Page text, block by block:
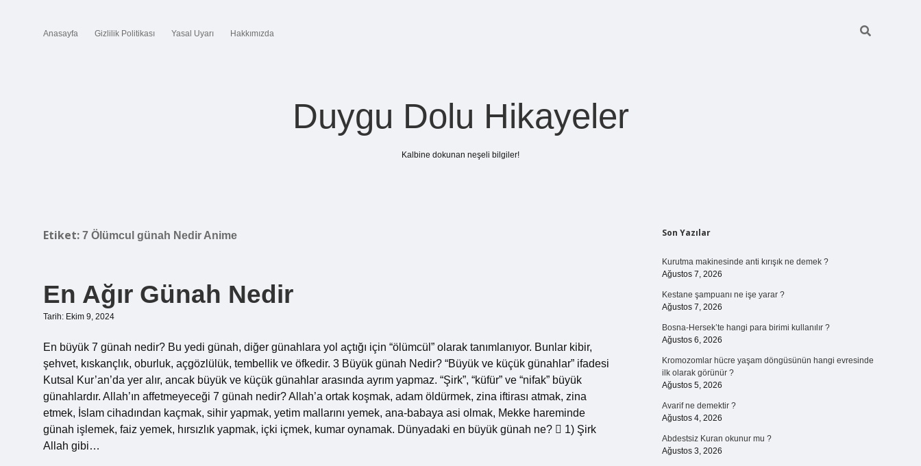
Anasayfa Gizlilik Politikası Yasal Uyarı Hakkımızda
Duygu Dolu Hikayeler
Kalbine dokunan neşeli bilgiler!
Etiket: 7 Ölümcul günah Nedir Anime
En Ağır Günah Nedir
Tarih: Ekim 9, 2024
En büyük 7 günah nedir? Bu yedi günah, diğer günahlara yol açtığı için “ölümcül” olarak tanımlanıyor. Bunlar kibir,
şehvet, kıskançlık, oburluk, açgözlülük, tembellik ve öfkedir. 3 Büyük günah Nedir? “Büyük ve küçük günahlar” ifadesi
Kutsal Kur’an’da yer alır, ancak büyük ve küçük günahlar arasında ayrım yapmaz. “Şirk”, “küfür” ve “nifak” büyük
günahlardır. Allah’ın affetmeyeceği 7 günah nedir? Allah’a ortak koşmak, adam öldürmek, zina iftirası atmak, zina
etmek, İslam cihadından kaçmak, sihir yapmak, yetim mallarını yemek, ana-babaya asi olmak, Mekke hareminde
günah işlemek, faiz yemek, hırsızlık yapmak, içki içmek, kumar oynamak. Dünyadaki en büyük günah ne?  1) Şirk
Allah gibi…
Sidebar
Son Yazılar
Kurutma makinesinde anti kırışık ne demek ?
Ağustos 7, 2026
Kestane şampuanı ne işe yarar ?
Ağustos 7, 2026
Bosna-Hersek’te hangi para birimi kullanılır ?
Ağustos 6, 2026
Kromozomlar hücre yaşam döngüsünün hangi evresinde
ilk olarak görünür ?
Ağustos 5, 2026
Avarif ne demektir ?
Ağustos 4, 2026
Abdestsiz Kuran okunur mu ?
Ağustos 3, 2026
ilbet girişhttps://betexpergiris.casino/